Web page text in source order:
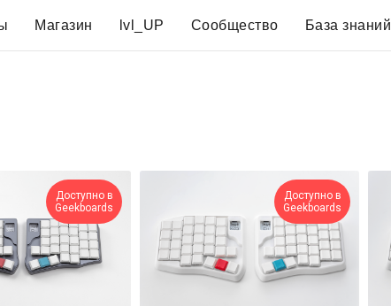
Магазин lvl_UP Сообщество База знаний
Доступно в
Geekboards
Доступно в
Geekboards